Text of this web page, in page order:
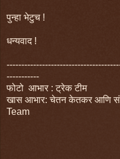
पुन्हा भेटुच !
धन्यवाद !
-----------
फोटो आभार : ट्रेक टीम
खास आभार: चेतन केतकर आणि
Team